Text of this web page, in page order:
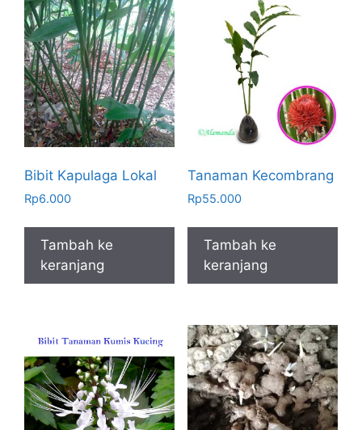
Bibit Kapulaga Lokal
Rp6.000
Tambah ke
keranjang
Tanaman Kecombrang
Rp55.000
Tambah ke
keranjang